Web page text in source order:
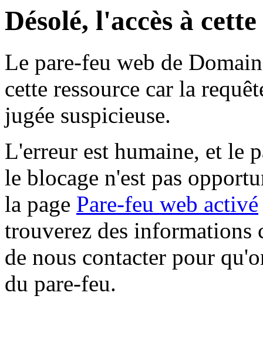
Désolé, l'accès à
Le pare-feu web de
cette ressource car la
jugée suspicieuse.
L'erreur est humaine, et le
le blocage n'est pas
la page Pare-feu web activé
trouverez des informations
de nous contacter pour
du pare-feu.